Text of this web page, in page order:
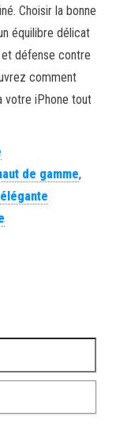
Choisir la bonne
équilibre délicat
défense contre
comment
votre iPhone tout
de gamme,